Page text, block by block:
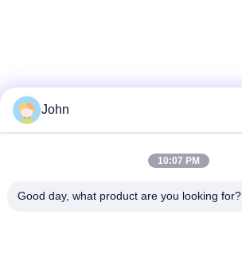
John
10:07 PM
Good day, what product are you looking for?